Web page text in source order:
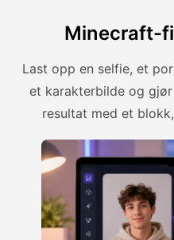
Minecraft-
Last opp en selfie, et
et karakterbilde og
resultat med et